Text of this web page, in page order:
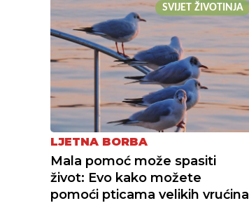
SVIJET ŽIVOTINJA
LJETNA BORBA
Mala pomoć može spasiti
život: Evo kako možete
pomoći pticama velikih vrućina